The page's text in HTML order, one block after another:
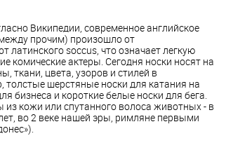
Википедии, современное английское
прочим) произошло от
латинского soccus, что означает легкую
комические актеры. Сегодня носки носят на
ткани, цвета, узоров и стилей в
толстые шерстяные носки для катания на
бизнеса и короткие белые носки для бега.
кожи или спутанного волоса животных - в
во 2 веке нашей эры, римляне первыми